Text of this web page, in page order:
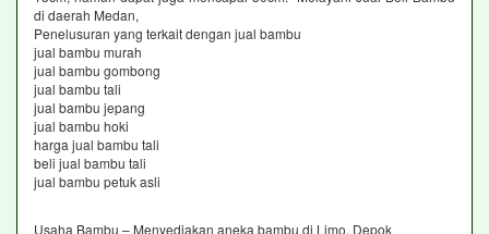
di daerah Medan,
Penelusuran yang terkait dengan jual bambu
jual bambu murah
jual bambu gombong
jual bambu tali
jual bambu jepang
jual bambu hoki
harga jual bambu tali
beli jual bambu tali
jual bambu petuk asli
Usaha Bambu – Menyediakan aneka bambu di Limo, Depok